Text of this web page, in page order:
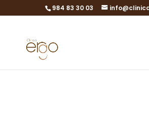
984 83 30 03